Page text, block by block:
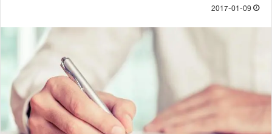
2017-01-09